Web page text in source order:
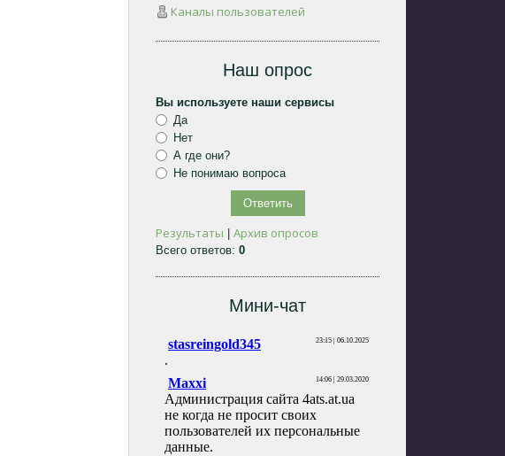
Каналы пользователей
Наш опрос
Вы используете наши сервисы
Да
Нет
А где они?
Не понимаю вопроса
Результаты |Архив опросов
Всего ответов:0
Мини-чат